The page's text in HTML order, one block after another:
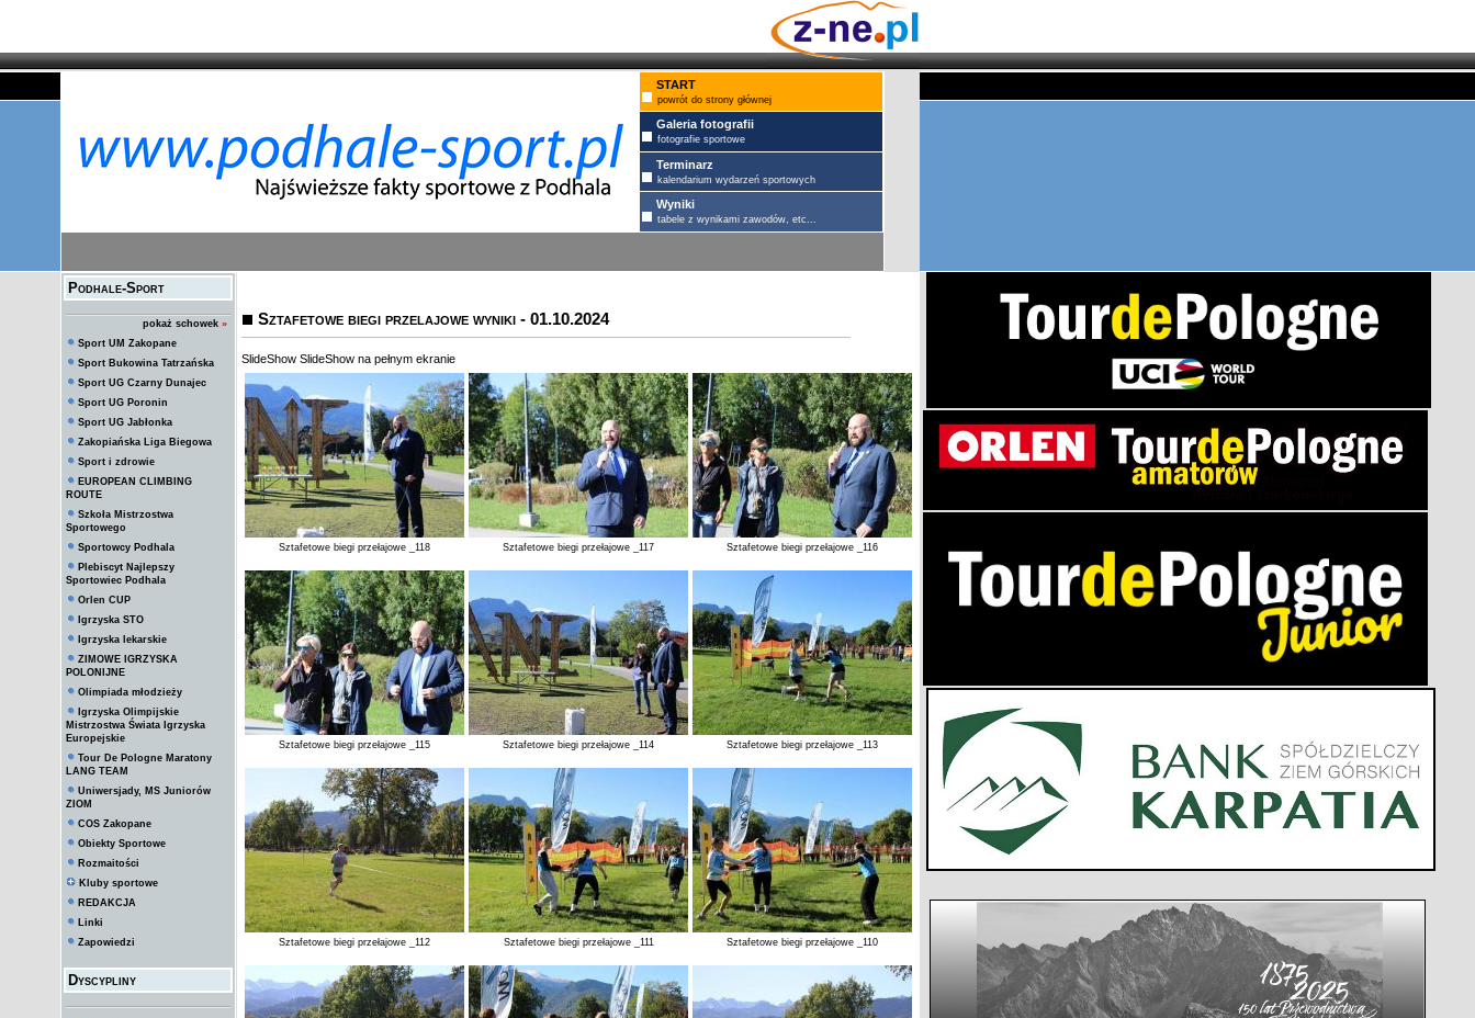
START
powrót do strony głównej
Galeria fotografii
fotografie sportowe
Terminarz
kalendarium wydarzeń sportowych
Wyniki
tabele z wynikami zawodów, etc...
Podhale-Sport
pokaż schowek »
Sport UM Zakopane
Sport Bukowina Tatrzańska
Sport UG Czarny Dunajec
Sport UG Poronin
Sport UG Jabłonka
Zakopiańska Liga Biegowa
Sport i zdrowie
EUROPEAN CLIMBING
ROUTE
Szkoła Mistrzostwa
Sportowego
Sportowcy Podhala
Plebiscyt Najlepszy
Sportowiec Podhala
Orlen CUP
Igrzyska STO
Igrzyska lekarskie
ZIMOWE IGRZYSKA
POLONIJNE
Olimpiada młodzieży
Igrzyska Olimpijskie
Mistrzostwa Świata Igrzyska
Europejskie
Tour De Pologne Maratony
LANG TEAM
Uniwersjady, MS Juniorów
ZIOM
COS Zakopane
Obiekty Sportowe
Rozmaitości
Kluby sportowe
REDAKCJA
Linki
Zapowiedzi
Dyscypliny
Sztafetowe biegi przelajowe wyniki - 01.10.2024
SlideShow SlideShow na pełnym ekranie
Sztafetowe biegi przełajowe _118 Sztafetowe biegi przełajowe _117 Sztafetowe biegi przełajowe _116
Sztafetowe biegi przełajowe _115 Sztafetowe biegi przełajowe _114 Sztafetowe biegi przełajowe _113
Sztafetowe biegi przełajowe _112 Sztafetowe biegi przełajowe _111 Sztafetowe biegi przełajowe _110